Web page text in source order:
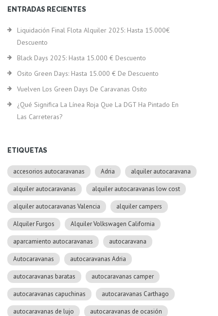
ENTRADAS RECIENTES
Liquidación Final Flota Alquiler 2025: Hasta 15.000€
Descuento
Black Days 2025: Hasta 15.000 € Descuento
Osito Green Days: Hasta 15.000 € De Descuento
Vuelven Los Green Days De Caravanas Osito
¿Qué Significa La Línea Roja Que La DGT Ha Pintado En
Las Carreteras?
ETIQUETAS
accesorios autocaravanas Adria alquiler autocaravana
alquiler autocaravanas alquiler autocaravanas low cost
alquiler autocaravanas Valencia alquiler campers
Alquiler Furgos Alquiler Volkswagen California
aparcamiento autocaravanas autocaravana
Autocaravanas autocaravanas Adria
autocaravanas baratas autocaravanas camper
autocaravanas capuchinas autocaravanas Carthago
autocaravanas de lujo autocaravanas de ocasión